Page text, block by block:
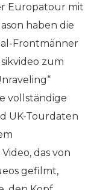
Europatour mit
haben die
Frontmänner
zum
vollständige
UK-Tourdaten
das von
gefilmt,